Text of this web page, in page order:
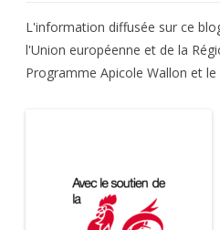
L'information diffusée sur ce
l'Union européenne et de la
Programme Apicole Wallon et